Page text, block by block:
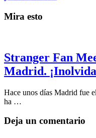
Mira esto
Stranger Fan
Madrid.
Hace unos días Madrid fue
ha …
Deja un comentario